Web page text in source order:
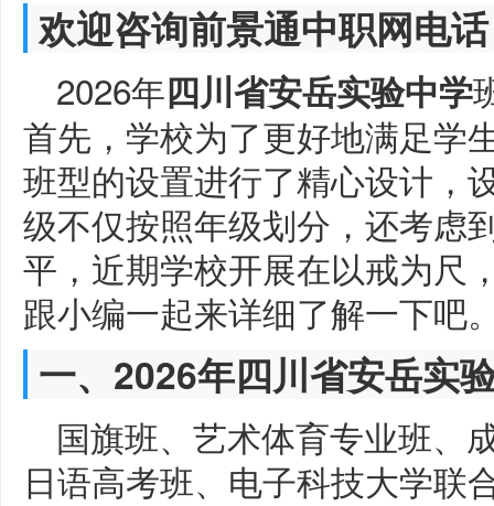
欢迎咨询前景通中职网电
2026年四川省安岳实验中学
首先，学校为了更好地满足学
班型的设置进行了精心设计，
级不仅按照年级划分，还考虑
平，近期学校开展在以戒为尺
跟小编一起来详细了解一下吧
一、2026年四川省安岳实
国旗班、艺术体育专业班、
日语高考班、电子科技大学联